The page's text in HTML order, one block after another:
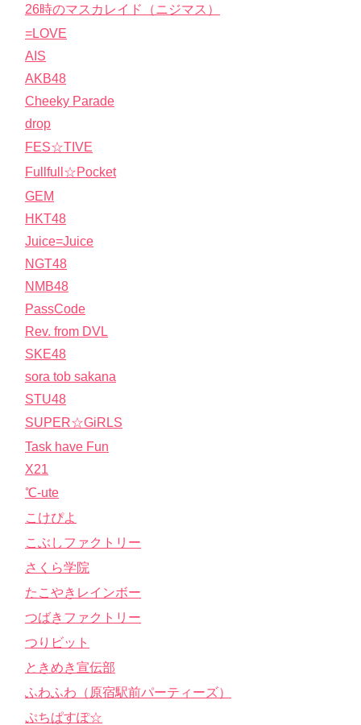
26時のマスカレイド（ニジマス）
=LOVE
AIS
AKB48
Cheeky Parade
drop
FES☆TIVE
Fullfull☆Pocket
GEM
HKT48
Juice=Juice
NGT48
NMB48
PassCode
Rev. from DVL
SKE48
sora tob sakana
STU48
SUPER☆GiRLS
Task have Fun
X21
℃-ute
こけぴよ
こぶしファクトリー
さくら学院
たこやきレインボー
つばきファクトリー
つりビット
ときめき宣伝部
ふわふわ（原宿駅前パーティーズ）
ぷちぱすぽ☆